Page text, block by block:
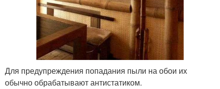
Для предупреждения попадания пыли на обои их
обычно обрабатывают антистатиком.